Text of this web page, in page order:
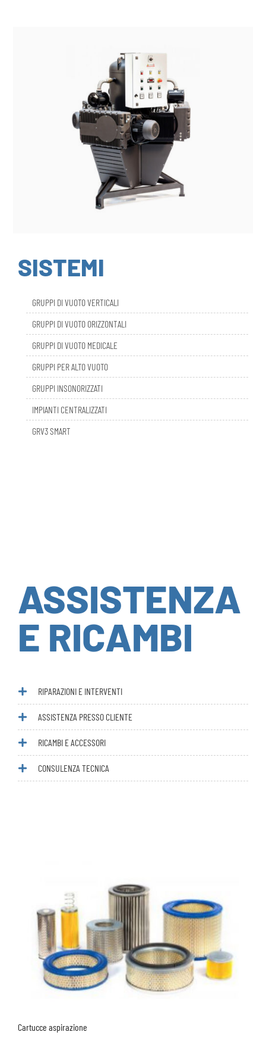
SISTEMI
GRUPPI DI VUOTO ORIZZONTALI
GRUPPI DI VUOTO MEDICALE
GRUPPI PER ALTO VUOTO
GRUPPI INSONORIZZATI
IMPIANTI CENTRALIZZATI
GRV3 SMART
ASSISTENZA
E RICAMBI
ASSISTENZA PRESSO CLIENTE
RICAMBI E ACCESSORI
CONSULENZA TECNICA